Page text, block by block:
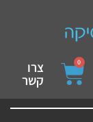
device users,
0 צרו
קשר